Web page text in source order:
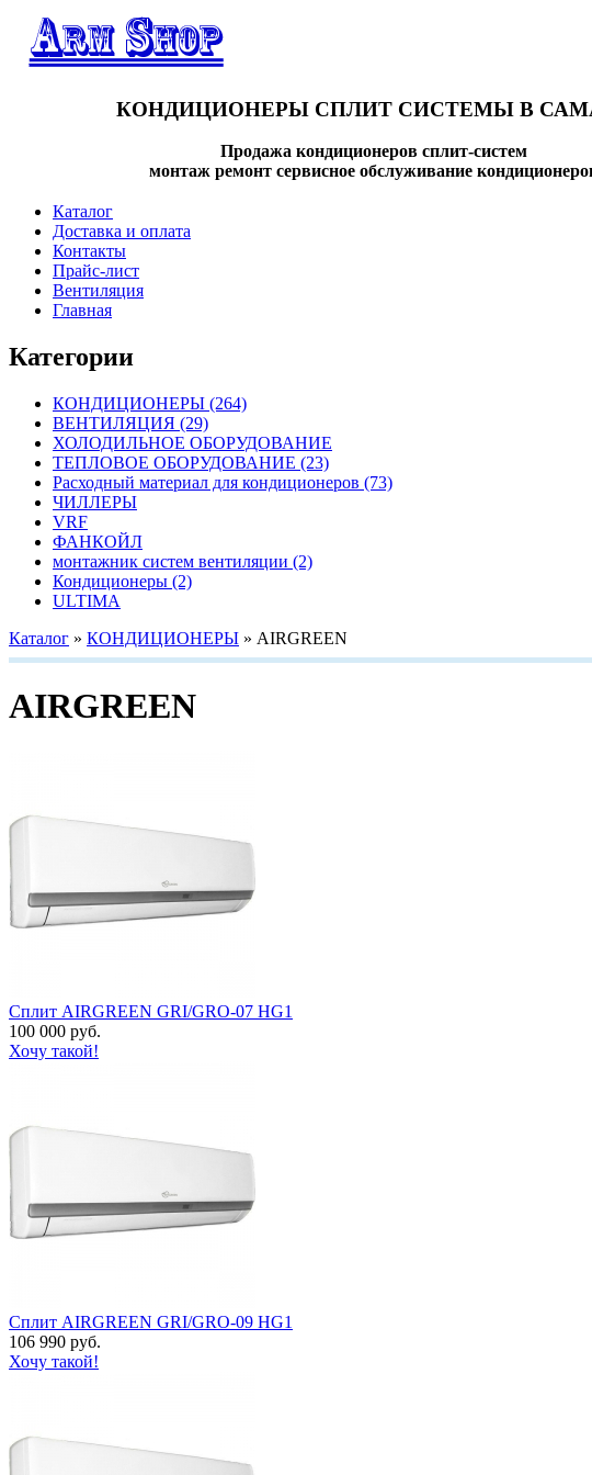
КОНДИЦИОНЕРЫ СПЛИТ СИСТЕМЫ В
Продажа кондиционеров сплит-систем
монтаж ремонт сервисное обслуживание
Каталог
Доставка и оплата
Контакты
Прайс-лист
Вентиляция
Главная
Категории
КОНДИЦИОНЕРЫ (264)
ВЕНТИЛЯЦИЯ (29)
ХОЛОДИЛЬНОЕ ОБОРУДОВАНИЕ
ТЕПЛОВОЕ ОБОРУДОВАНИЕ (23)
Расходный материал для кондиционеров (73)
ЧИЛЛЕРЫ
VRF
ФАНКОЙЛ
монтажник систем вентиляции (2)
Кондиционеры (2)
ULTIMA
Каталог » КОНДИЦИОНЕРЫ » AIRGREEN
AIRGREEN
Сплит AIRGREEN GRI/GRO-07 HG1
100 000 руб.
Хочу такой!
Сплит AIRGREEN GRI/GRO-09 HG1
106 990 руб.
Хочу такой!